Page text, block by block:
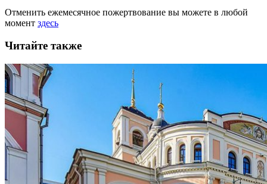
Отменить ежемесячное пожертвование вы можете в любой
момент здесь
Читайте также